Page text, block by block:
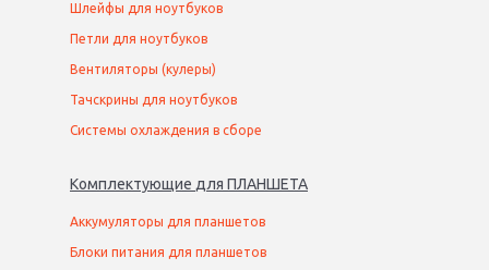
Шлейфы для ноутбуков
Петли для ноутбуков
Вентиляторы (кулеры)
Тачскрины для ноутбуков
Системы охлаждения в сборе
Комплектующие для ПЛАНШЕТА
Аккумуляторы для планшетов
Блоки питания для планшетов